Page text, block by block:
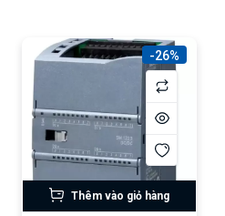
-26%
Thêm vào giỏ hàng